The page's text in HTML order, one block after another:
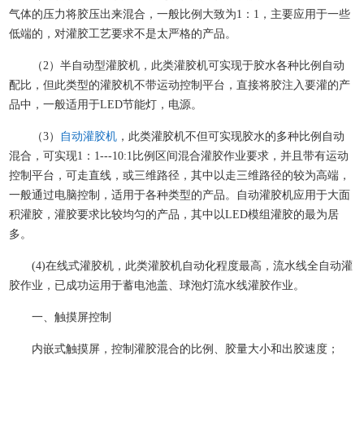
气体的压力将胶压出来混合，一般比例大致为1：1，主要应用于一些
低端的，对灌胶工艺要求不是太严格的产品。
（2）半自动型灌胶机，此类灌胶机可实现于胶水各种比例自动
配比，但此类型的灌胶机不带运动控制平台，直接将胶注入要灌的产
品中，一般适用于LED节能灯，电源。
（3） 自动灌胶机 ，此类灌胶机不但可实现胶水的多种比例自动
混合，可实现1：1---10:1比例区间混合灌胶作业要求，并且带有运动
控制平台，可走直线，或三维路径，其中以走三维路径的较为高端，
一般通过电脑控制，适用于各种类型的产品。自动灌胶机应用于大面
积灌胶，灌胶要求比较均匀的产品，其中以LED模组灌胶的最为居
多。
(4)在线式灌胶机，此类灌胶机自动化程度最高，流水线全自动灌
胶作业，已成功运用于蓄电池盖、球泡灯流水线灌胶作业。
一、触摸屏控制
内嵌式触摸屏，控制灌胶混合的比例、胶量大小和出胶速度；